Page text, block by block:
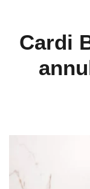
Cardi